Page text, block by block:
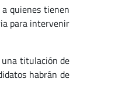
quienes tienen
para intervenir
titulación de
habrán de